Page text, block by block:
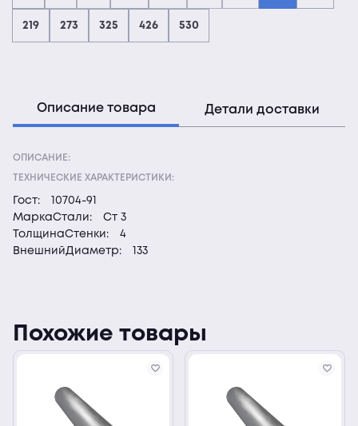
219 273 325 426 530
Описание товара Детали доставки
ОПИСАНИЕ:
ТЕХНИЧЕСКИЕ ХАРАКТЕРИСТИКИ:
Гост:
10704-91
МаркаСтали:
Ст 3
ТолщинаСтенки:
4
ВнешнийДиаметр:
133
Похожие товары